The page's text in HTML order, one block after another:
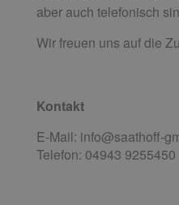
aber auch telefonisch
Wir freuen uns auf die
Kontakt
E-Mail: info@saathoff-
Telefon: 04943 9255450